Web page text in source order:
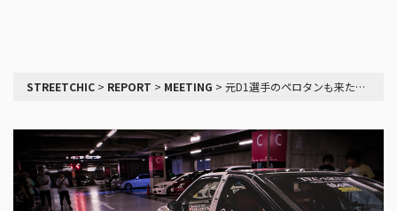
STREETCHIC > REPORT > MEETING > 元D1選手のペロタンも来た、AE86ミーティングのレポート＠秋葉原